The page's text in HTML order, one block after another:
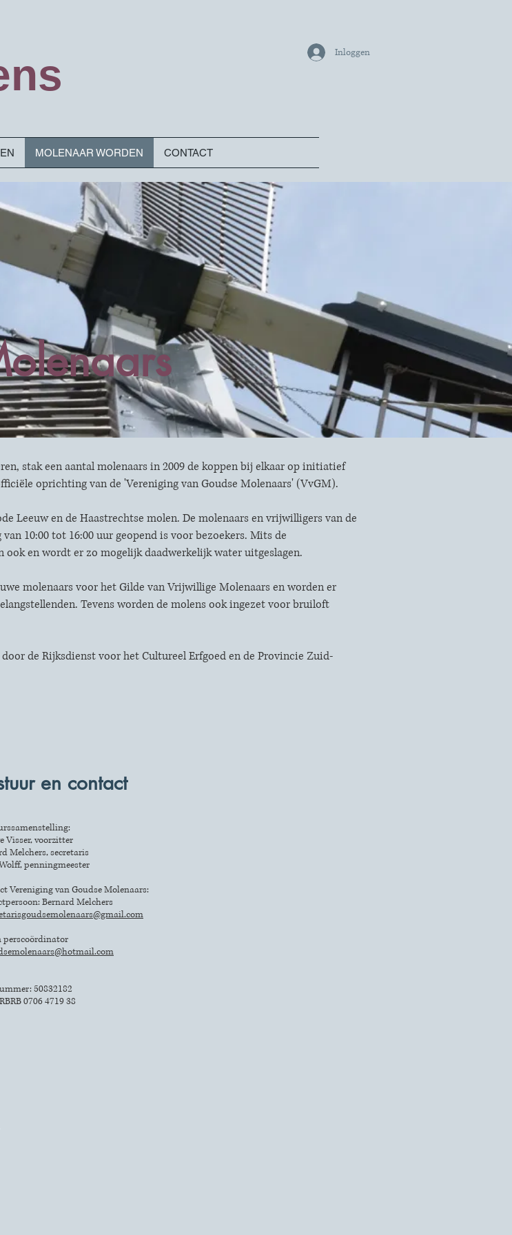
Inloggen
MOLENAAR WORDEN CONTACT
stak een aantal molenaars in 2009 de koppen bij elkaar op initiatief
oprichting van de 'Vereniging van Goudse Molenaars' (VvGM).
Leeuw en de Haastrechtse molen. De molenaars en vrijwilligers van de
10:00 tot 16:00 uur geopend is voor bezoekers. Mits de
en wordt er zo mogelijk daadwerkelijk water uitgeslagen.
molenaars voor het Gilde van Vrijwillige Molenaars en worden er
Tevens worden de molens ook ingezet voor bruiloft
de Rijksdienst voor het Cultureel Erfgoeden de Provincie Zuid-
en contact
Visser, voorzitter
Melchers, secretaris
penningmeester
Vereniging van Goudse Molenaars:
Bernard Melchers
perscoördinator
50832182
0706 4719 38